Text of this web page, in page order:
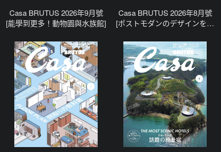
Casa BRUTUS 2026年9月號
[能學到更多！動物園與水族館]
Casa BRUTUS 2026年8月號
[ポストモダンのデザインを知